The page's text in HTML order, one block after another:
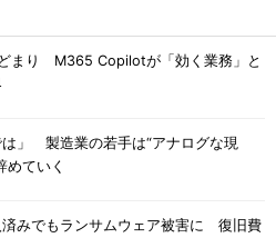
まり M365 Copilotが「効く業務」と
は」 製造業の若手は“アナログな現
めていく
済みでもランサムウェア被害に 復旧費